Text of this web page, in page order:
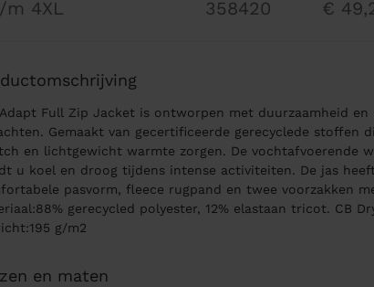
m 4XL 358420 €
Full Zip Jacket is ontworpen met duurzaamheid en
Gemaakt van gecertificeerde gerecyclede stoffen
en lichtgewicht warmte zorgen. De vochtafvoerende
u koel en droog tijdens intense activiteiten. De jas
pasvorm, fleece rugpand en twee voorzakken
gerecycled polyester, 12% elastaan tricot. CB
g/m2
en maten